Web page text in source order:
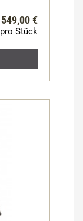
549,00 €
pro Stück